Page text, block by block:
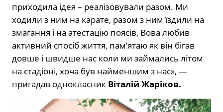
приходила ідея – реалізовували разом. Ми
ходили з ним на карате, разом з ним їздили на
змагання і на атестацію поясів, Вова любив
активний спосіб життя, памʼятаю як він бігав
довше і швидше нас коли ми займались літом
на стадіоні, хоча був найменшим з нас», —
пригадав однокласник Віталій Жаріков.